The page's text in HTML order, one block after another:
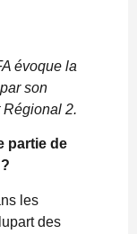
évoque la
son
2.
partie de
les
des